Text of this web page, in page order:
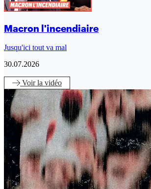
Macron l'incendiaire
Jusqu'ici tout va mal
30.07.2026
Voirla vidéo